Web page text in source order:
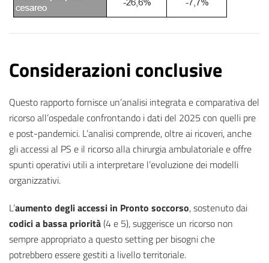
Considerazioni conclusive
Questo rapporto fornisce un’analisi integrata e comparativa del
ricorso all’ospedale confrontando i dati del 2025 con quelli pre
e post-pandemici. L’analisi comprende, oltre ai ricoveri, anche
gli accessi al PS e il ricorso alla chirurgia ambulatoriale e offre
spunti operativi utili a interpretare l’evoluzione dei modelli
organizzativi.
L’aumento degli accessi in Pronto soccorso, sostenuto dai
codici a bassa priorità(4 e 5), suggerisce un ricorso non
sempre appropriato a questo setting per bisogni che
potrebbero essere gestiti a livello territoriale.